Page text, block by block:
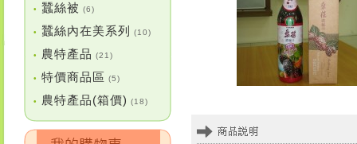
• 蠶絲被 (6)
• 蠶絲內在美系列 (10)
• 農特產品 (21)
• 特價商品區 (5)
• 農特產品(箱價) (18)